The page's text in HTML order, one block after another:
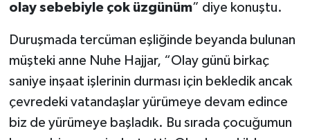
olay sebebiyle çok üzgünüm” diye konuştu.
Duruşmada tercüman eşliğinde beyanda bulunan
müşteki anne Nuhe Hajjar, “Olay günü birkaç
saniye inşaat işlerinin durması için bekledik ancak
çevredeki vatandaşlar yürümeye devam edince
biz de yürümeye başladık. Bu sırada çocuğumun